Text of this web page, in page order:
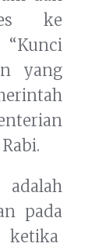
ke
yang
pada
ketika